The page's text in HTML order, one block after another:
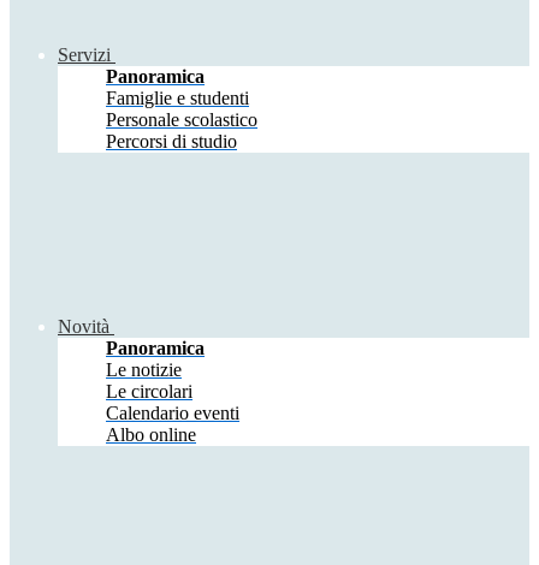
Servizi
Panoramica
Famiglie e studenti
Personale scolastico
Percorsi di studio
Novità
Panoramica
Le notizie
Le circolari
Calendario eventi
Albo online